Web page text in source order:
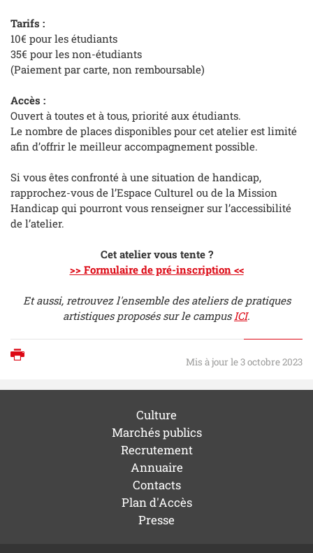
Tarifs :
10€ pour les étudiants
35€ pour les non-étudiants
(Paiement par carte, non remboursable)
Accès :
Ouvert à toutes et à tous, priorité aux étudiants.
Le nombre de places disponibles pour cet atelier est limité
afin d’offrir le meilleur accompagnement possible.
Si vous êtes confronté à une situation de handicap,
rapprochez-vous de l’Espace Culturel ou de la Mission
Handicap qui pourront vous renseigner sur l’accessibilité
de l’atelier.
Cet atelier vous tente ?
>> Formulaire de pré-inscription <<
Et aussi, retrouvez l'ensemble des ateliers de pratiques
artistiques proposés sur le campus ICI.
Mis à jour le 3 octobre 2023
Culture
Marchés publics
Recrutement
Annuaire
Contacts
Plan d'Accès
Presse